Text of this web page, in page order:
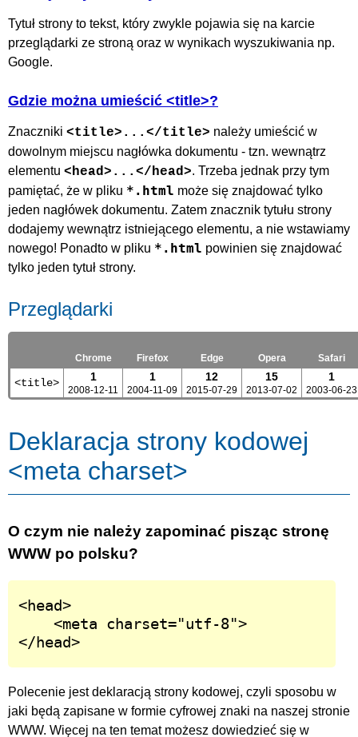
Tytuł strony to tekst, który zwykle pojawia się na karcie
przeglądarki ze stroną oraz w wynikach wyszukiwania np.
Google.
Gdzie można umieścić <title>?
Znaczniki <title>...</title> należy umieścić w
dowolnym miejscu nagłówka dokumentu - tzn. wewnątrz
elementu <head>...</head>. Trzeba jednak przy tym
pamiętać, że w pliku *.html może się znajdować tylko
jeden nagłówek dokumentu. Zatem znacznik tytułu strony
dodajemy wewnątrz istniejącego elementu, a nie wstawiamy
nowego! Ponadto w pliku *.html powinien się znajdować
tylko jeden tytuł strony.
Przeglądarki
Chrome Firefox Edge Opera Safari
<title> 1
2008-12-11
1
2004-11-09
12
2015-07-29
15
2013-07-02
1
2003-06-23
Deklaracja strony kodowej
<meta charset>
O czym nie należy zapominać pisząc stronę
WWW po polsku?
<head>
</head>
Polecenie jest deklaracją strony kodowej, czyli sposobu w
jaki będą zapisane w formie cyfrowej znaki na naszej stronie
WWW. Więcej na ten temat możesz dowiedzieć się w